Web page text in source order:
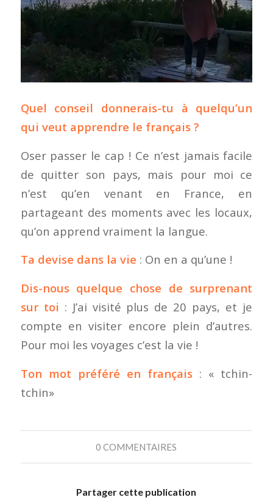
Quel conseil donnerais-tu à quelqu’un
qui veut apprendre le français ?
Oser passer le cap ! Ce n’est jamais facile
de quitter son pays, mais pour moi ce
n’est qu’en venant en France, en
partageant des moments avec les locaux,
qu’on apprend vraiment la langue.
Ta devise dans la vie : On en a qu’une !
Dis-nous quelque chose de surprenant
sur toi : J’ai visité plus de 20 pays, et je
compte en visiter encore plein d’autres.
Pour moi les voyages c’est la vie !
Ton mot préféré en français : « tchin-
tchin»
0 COMMENTAIRES
Partager cette publication